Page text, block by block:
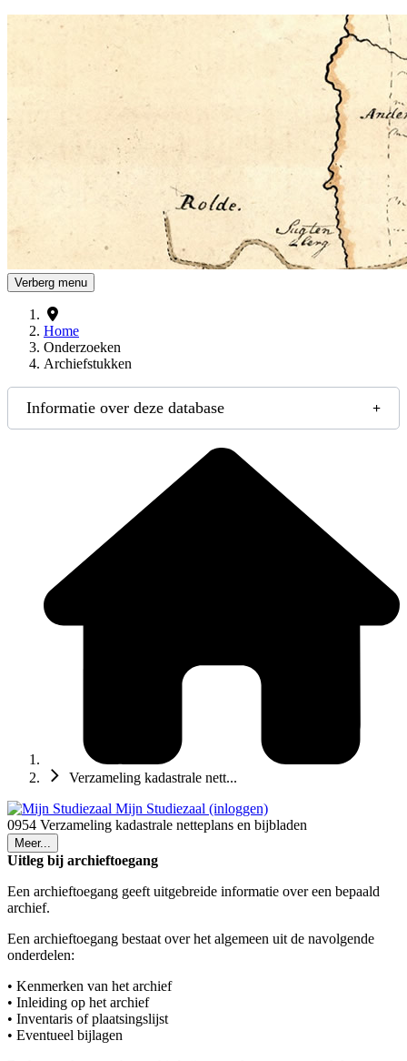
Drents Archief
Verberg menu
Home
Onderzoeken
Archiefstukken
Informatie over deze database
Verzameling kadastrale nett...
Mijn Studiezaal (inloggen)
0954 Verzameling kadastrale netteplans en bijbladen
Meer...
Uitleg bij archieftoegang
Een archieftoegang geeft uitgebreide informatie over een bepaald
archief.
Een archieftoegang bestaat over het algemeen uit de navolgende
onderdelen:
• Kenmerken van het archief
• Inleiding op het archief
• Inventaris of plaatsingslijst
• Eventueel bijlagen